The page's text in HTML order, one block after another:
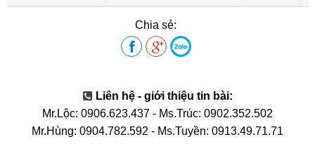
Chia sẻ:
Liên hệ - giới thiệu tin bài:
Mr.Lộc: 0906.623.437 - Ms.Trúc: 0902.352.502
Mr.Hùng: 0904.782.592 - Ms.Tuyền: 0913.49.71.71